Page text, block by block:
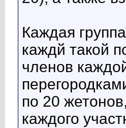
Каждая
каждй такой
членов
по 20
каждого